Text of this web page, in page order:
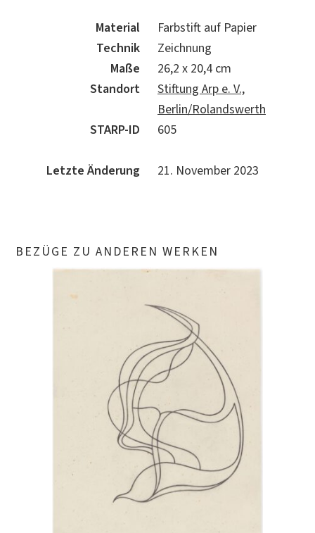
Material
Farbstift auf Papier
Technik
Zeichnung
Maße
26,2 x 20,4 cm
Standort
Stiftung Arp e. V.,
Berlin/Rolandswerth
STARP-ID
605
Letzte Änderung 21. November 2023
BEZÜGE ZU ANDEREN WERKEN